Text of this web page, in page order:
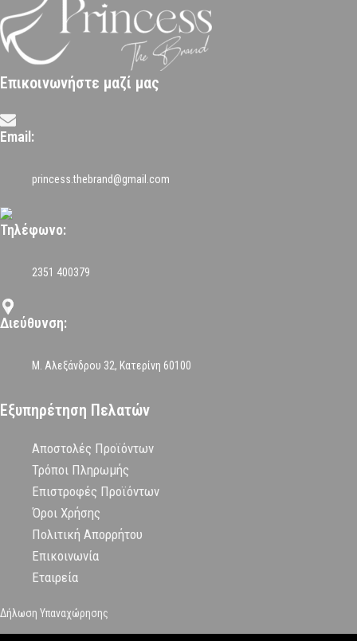
Επικοινωνήστε μαζί μας
Email:
princess.thebrand@gmail.com
Τηλέφωνο:
2351 400379
Διεύθυνση:
Μ. Αλεξάνδρου 32, Κατερίνη 60100
Εξυπηρέτηση Πελατών
Αποστολές Προϊόντων
Τρόποι Πληρωμής
Επιστροφές Προϊόντων
Όροι Χρήσης
Πολιτική Απορρήτου
Επικοινωνία
Εταιρεία
Δήλωση Υπαναχώρησης